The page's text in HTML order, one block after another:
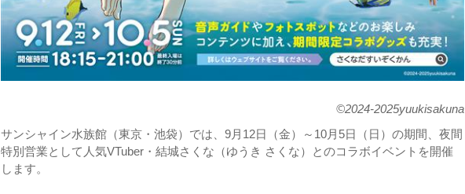
©2024-2025yuukisakuna
サンシャイン水族館（東京・池袋）では、9月12日（金）～10月5日（日）の期間、夜間
特別営業として人気VTuber・結城さくな（ゆうき さくな）とのコラボイベントを開催
します。